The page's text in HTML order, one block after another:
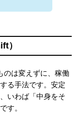
）
のは変えずに、稼働
る手法です。安定
いわば「中身をそ
す。